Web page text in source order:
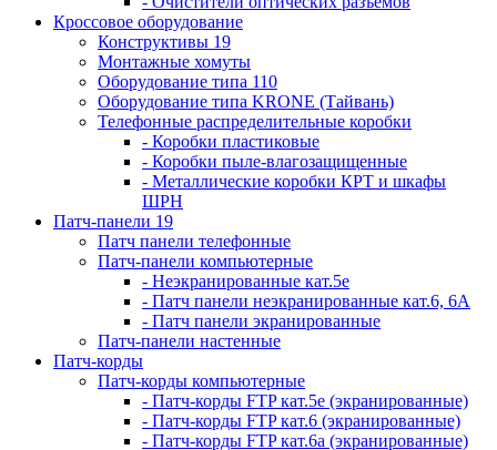
Кроссовое оборудование
Конструктивы 19
Монтажные хомуты
Оборудование типа 110
Оборудование типа KRONE (Тайвань)
Телефонные распределительные коробки
- Коробки пластиковые
- Коробки пыле-влагозащищенные
- Металлические коробки КРТ и шкафы
ШРН
Патч-панели 19
Патч панели телефонные
Патч-панели компьютерные
- Неэкранированные кат.5е
- Патч панели неэкранированные кат.6, 6А
- Патч панели экранированные
Патч-панели настенные
Патч-корды
Патч-корды компьютерные
- Патч-корды FTP кат.5е (экранированные)
- Патч-корды FTP кат.6 (экранированные)
- Патч-корды FTP кат.6а (экранированные)